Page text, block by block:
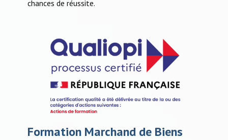
chances de réussite.
Formation Marchand de Biens